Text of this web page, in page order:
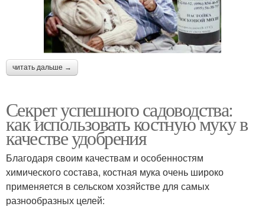
читать дальше →
Секрет успешного садоводства:
как использовать костную муку в
качестве удобрения
Благодаря своим качествам и особенностям
химического состава, костная мука очень широко
применяется в сельском хозяйстве для самых
разнообразных целей: